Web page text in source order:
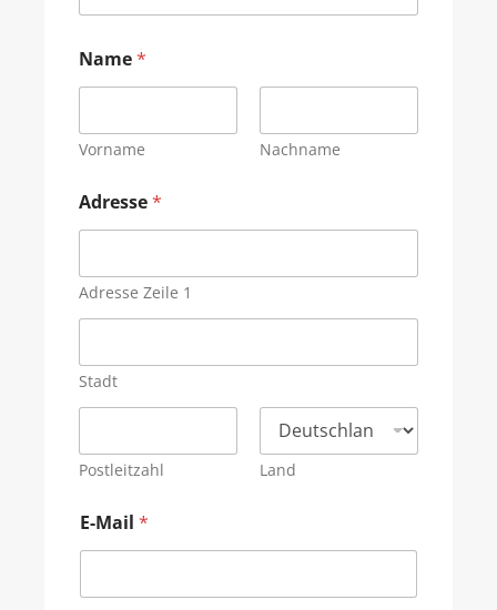
Name*
Vorname Nachname
Adresse*
Adresse Zeile 1
Stadt
Postleitzahl Land
E-Mail *